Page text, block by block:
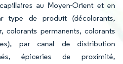
au Moyen-Orient et en
type de produit (décolorants,
colorants permanents, colorants
par canal de distribution
épiceries de proximité,